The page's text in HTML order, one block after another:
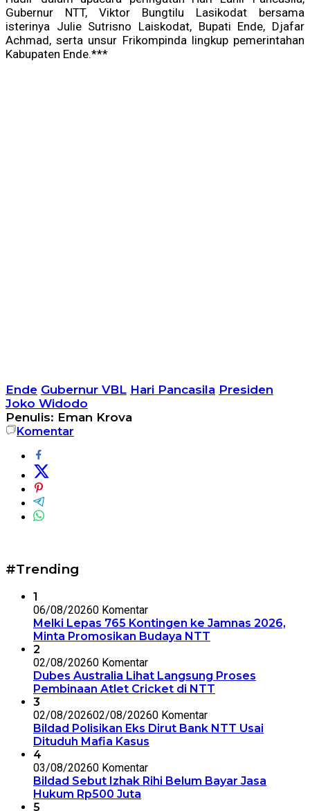
Gubernur NTT, Viktor Bungtilu Lasikodat bersama
isterinya Julie Sutrisno Laiskodat, Bupati Ende, Djafar
Achmad, serta unsur Frikompinda lingkup pemerintahan
Kabupaten Ende.***
Ende Gubernur VBL Hari Pancasila Presiden
Joko Widodo
Penulis: Eman Krova
Komentar
#Trending
1
06/08/20260 Komentar
Melki Lepas 765 Kontingen ke Jamnas 2026,
Minta Promosikan Budaya NTT
2
02/08/20260 Komentar
Dubes Australia Lihat Langsung Proses
Pembinaan Atlet Cricket di NTT
3
02/08/202602/08/20260 Komentar
Bildad Polisikan Eks Dirut Bank NTT Usai
Dituduh Mafia Kasus
4
03/08/20260 Komentar
Bildad Sebut Izhak Rihi Belum Bayar Jasa
Hukum Rp500 Juta
5